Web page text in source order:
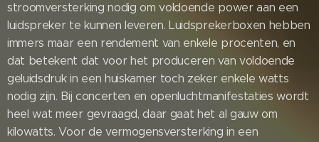
stroomversterking nodig om voldoende power aan een
luidspreker te kunnen leveren. Luidsprekerboxen hebben
immers maar een rendement van enkele procenten, en
dat betekent dat voor het produceren van voldoende
geluidsdruk in een huiskamer toch zeker enkele watts
nodig zijn. Bij concerten en openluchtmanifestaties wordt
heel wat meer gevraagd, daar gaat het al gauw om
kilowatts. Voor de vermogensversterking in een